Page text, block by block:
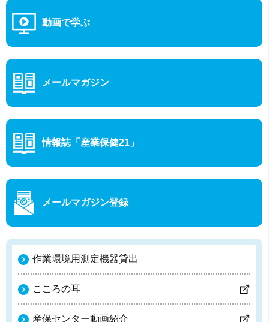
動画で学ぶ
メールマガジン
情報誌「産業保健21」
メールマガジン登録
作業環境用測定機器貸出
こころの耳
産保センター動画紹介